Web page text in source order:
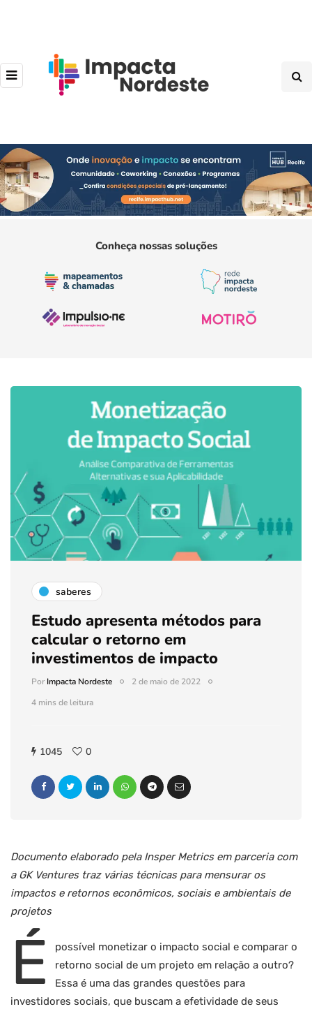
Conheça nossas soluções
saberes
Estudo apresenta métodos para
calcular o retorno em
investimentos de impacto
PorImpacta Nordeste
2 de maio de 2022
4 mins de leitura
1045 0
Documento elaborado pela Insper Metrics em parceria com
a GK Ventures traz várias técnicas para mensurar os
impactos e retornos econômicos, sociais e ambientais de
projetos
É
possível monetizar o impacto social e comparar o
retorno social de um projeto em relação a outro?
Essa é uma das grandes questões para
investidores sociais, que buscam a efetividade de seus